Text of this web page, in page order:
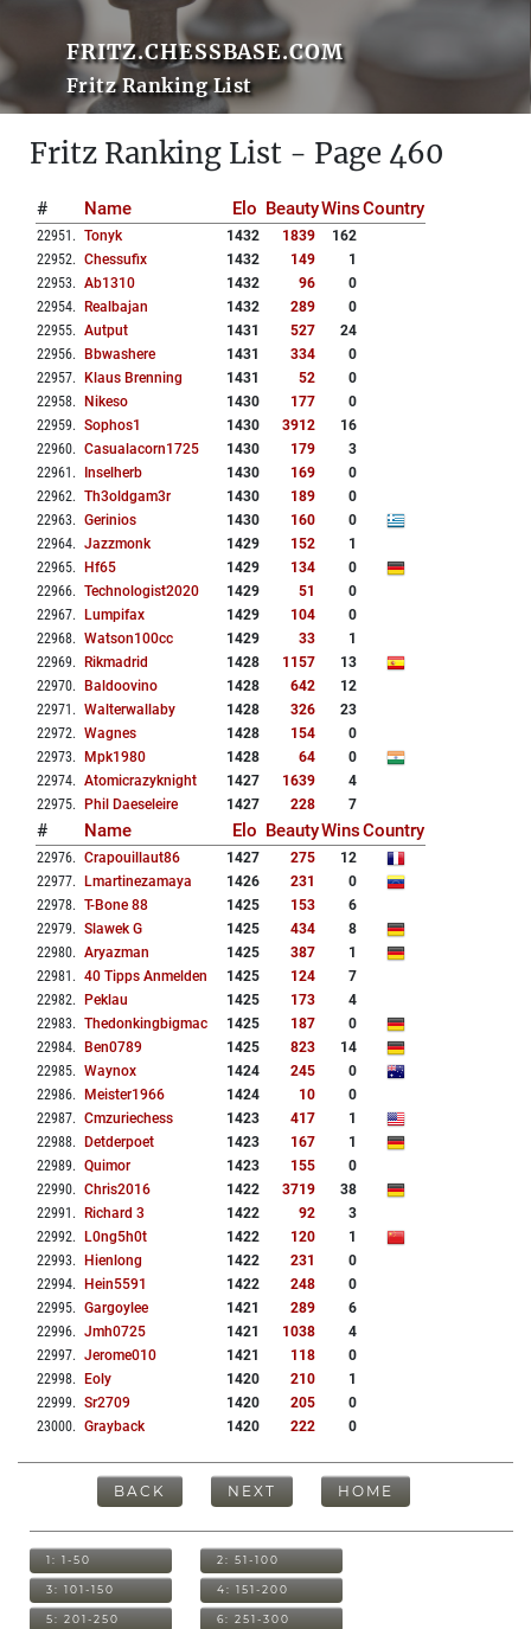
FRITZ.CHESSBASE.COM
Fritz Ranking List
Fritz Ranking List - Page 460
# Name Elo BeautyWinsCountry
22951 . Tonyk 1432 1839
162
22952. Chessufix 1432 149
1
22953. Ab1310 1432 96
0
22954. Realbajan 1432 289
0
22955. Autput 1431 527
24
22956. Bbwashere 1431 334
0
22957. Klaus Brenning 1431 52
0
22958. Nikeso 1430 177
0
22959. Sophos1 1430 3912
16
22960. Casualacorn1725 1430 179
3
22961 . Inselherb 1430 169
0
22962. Th3oldgam3r 1430 189
0
22963. Gerinios 1430 160
0
22964. Jazzmonk 1429 152
1
22965. Hf65 1429 134
0
22966. Technologist2020 1429 51
0
22967. Lumpifax 1429 104
0
22968. Watson100cc 1429 33
1
22969. Rikmadrid 1428 1157
13
22970. Baldoovino 1428 642
12
22971 . Walterwallaby 1428 326
23
22972. Wagnes 1428 154
0
22973. Mpk1980 1428 64
0
22974. Atomicrazyknight 1427 1639
4
22975. Phil Daeseleire 1427 228 7
# Name Elo BeautyWinsCountry
22976. Crapouillaut86 1427 275
12
22977. Lmartinezamaya 1426 231
0
22978. T-Bone 88 1425 153
6
22979. Slawek G 1425 434
8
22980. Aryazman 1425 387
1
22981 . 40 Tipps Anmelden 1425 124
7
22982. Peklau 1425 173
4
22983. Thedonkingbigmac 1425 187
0
22984. Ben0789 1425 823
14
22985. Waynox 1424 245
0
22986. Meister1966 1424 10
0
22987. Cmzuriechess 1423 417
1
22988. Detderpoet 1423 167
1
22989. Quimor 1423 155
0
22990. Chris2016 1422 3719
38
22991 . Richard 3 1422 92
3
22992. L0ng5h0t 1422 120
1
22993. Hienlong 1422 231
0
22994. Hein5591 1422 248
0
22995. Gargoylee 1421 289
6
22996. Jmh0725 1421 1038
4
22997. Jerome010 1421 118
0
22998. Eoly 1420 210
1
22999. Sr2709 1420 205
0
23000. Grayback 1420 222 0
BACK NEXT HOME
1: 1-50 2: 51-100
3: 101-150 4: 151-200
5: 201-250 6: 251-300